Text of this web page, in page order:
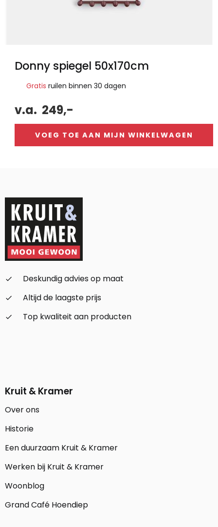
Donny spiegel 50x170cm
Gratis ruilen binnen 30 dagen
v.a. 249,-
VOEG TOE AAN MIJN WINKELWAGEN
check_small
Deskundig advies op maat
check_small
Altijd de laagste prijs
check_small
Top kwaliteit aan producten
Kruit & Kramer
Over ons
Historie
Een duurzaam Kruit & Kramer
Werken bij Kruit & Kramer
Woonblog
Grand Café Hoendiep